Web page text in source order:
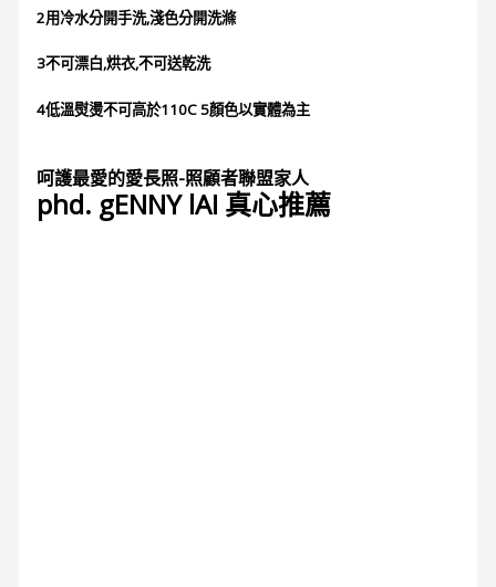
2用冷水分開手洗,淺色分開洗滌
3不可漂白,烘衣,不可送乾洗
4低溫熨燙不可高於110C 5顏色以實體為主
呵護最愛的愛長照-照顧者聯盟家人
phd. gENNY lAI 真心推薦